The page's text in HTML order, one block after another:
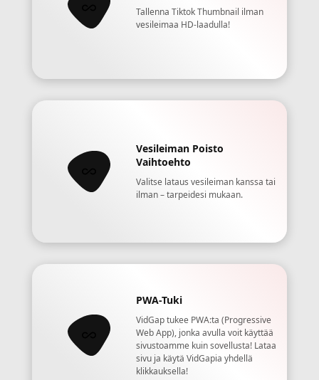
Tallenna Tiktok Thumbnail ilman
vesileimaa HD-laadulla!
Vesileiman Poisto
Vaihtoehto
Valitse lataus vesileiman kanssa tai
ilman – tarpeidesi mukaan.
PWA-Tuki
VidGap tukee PWA:ta (Progressive
Web App), jonka avulla voit käyttää
sivustoamme kuin sovellusta! Lataa
sivu ja käytä VidGapia yhdellä
klikkauksella!